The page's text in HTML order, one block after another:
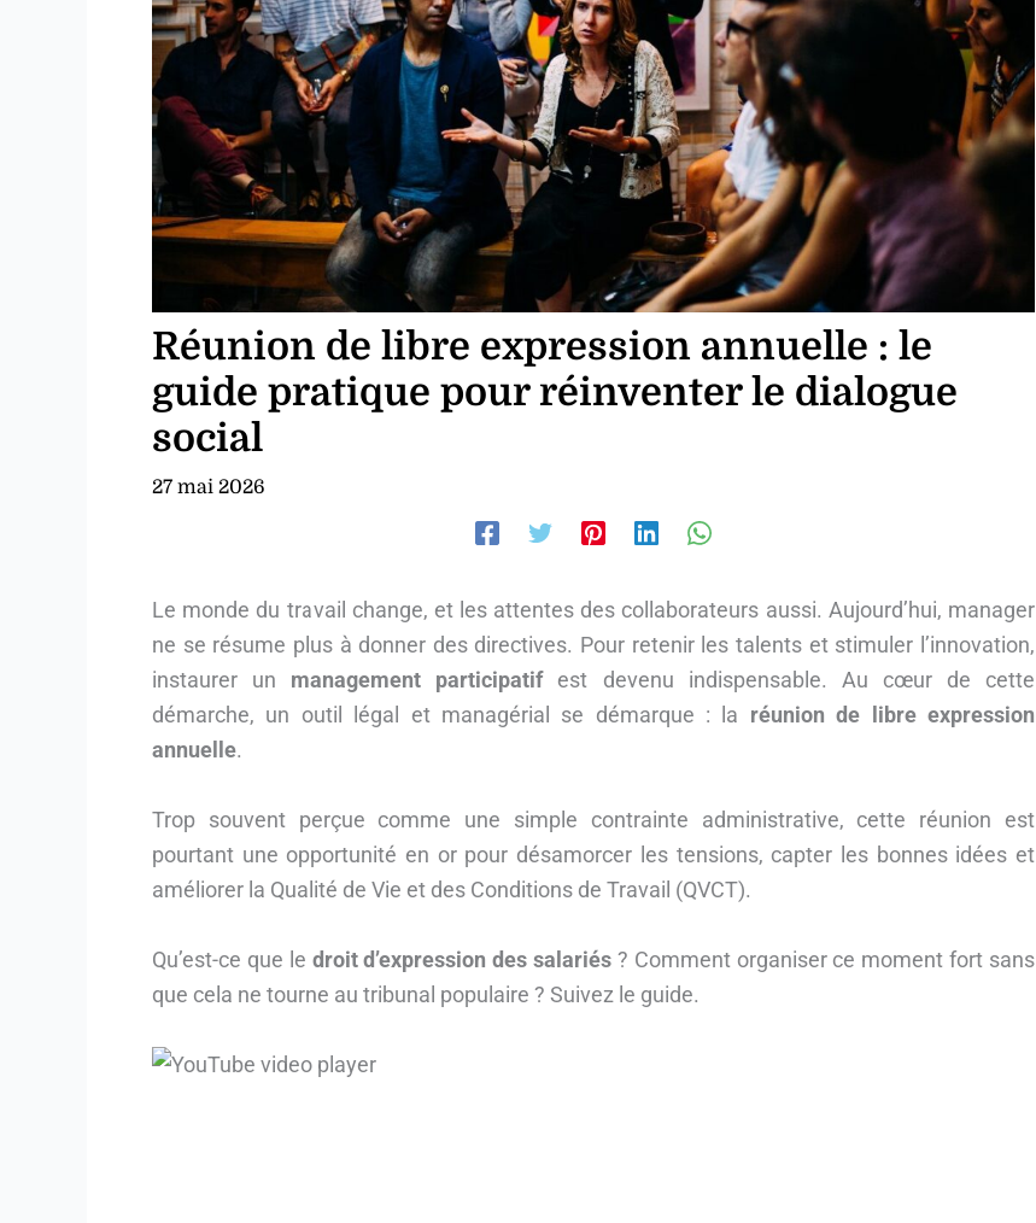
Réunion de libre expression annuelle : le
guide pratique pour réinventer le dialogue
social
27 mai 2026
Le monde du travail change, et les attentes des collaborateurs aussi. Aujourd’hui, manager
ne se résume plus à donner des directives. Pour retenir les talents et stimuler l’innovation,
instaurer un management participatifest devenu indispensable. Au cœur de cette
démarche, un outil légal et managérial se démarque : la réunion de libre expression
annuelle.
Trop souvent perçue comme une simple contrainte administrative, cette réunion est
pourtant une opportunité en or pour désamorcer les tensions, capter les bonnes idées et
améliorer la Qualité de Vie et des Conditions de Travail (QVCT).
Qu’est-ce que le droit d’expression des salariés ? Comment organiser ce moment fort sans
que cela ne tourne au tribunal populaire ? Suivez le guide.